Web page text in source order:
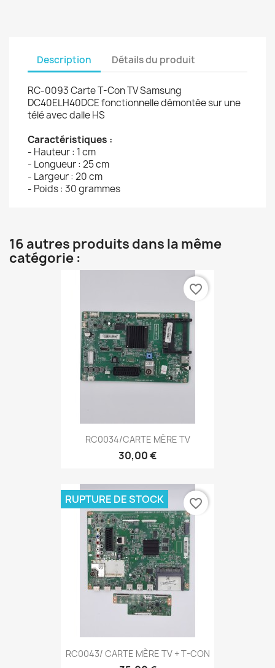
Description Détails du produit
RC-0093 Carte T-Con TV Samsung
DC40ELH40DCE fonctionnelle démontée sur une
télé avec dalle HS
Caractéristiques :
- Hauteur : 1 cm
- Longueur : 25 cm
- Largeur : 20 cm
- Poids : 30 grammes
16 autres produits dans la même
catégorie :
RC0034/CARTE MÈRE TV
30,00 €
favorite_border
RC0043/ CARTE MÈRE TV + T-CON
RUPTURE DE STOCK favorite_border